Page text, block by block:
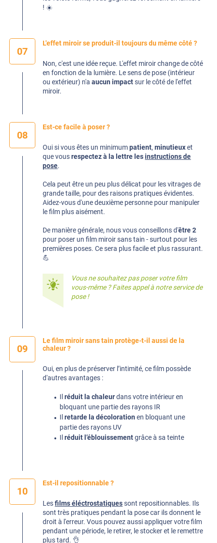
! ☀️
07
L'effet miroir se produit-il toujours du même côté ?
Non, c'est une idée reçue. L'effet miroir change de côté
en fonction de la lumière. Le sens de pose (intérieur
ou extérieur) n'aaucun impactsur le côté de l'effet
miroir.
08
Est-ce facile à poser ?
Oui si vous êtes un minimumpatient,minutieuxet
que vousrespectez à la lettre lesinstructions de
pose.
Cela peut être un peu plus délicat pour les vitrages de
grande taille, pour des raisons pratiques évidentes.
Aidez-vous d'une deuxième personne pour manipuler
le film plus aisément.
De manière générale, nous vous conseillons d'être 2
pour poser un film miroir sans tain - surtout pour les
premières poses. Ce sera plus facile et plus rassurant.
💪
Vous ne souhaitez pas poser votre film
vous-même ? Faites appel à notreservice de
pose!
09
Le film miroir sans tain protège-t-il aussi de la
chaleur ?
Oui, en plus de préserver l’intimité, ce film possède
d'autres avantages :
Ilréduit la chaleurdans votre intérieur en
bloquant une partie des rayons IR
Il retarde la décolorationen bloquant une
partie des rayons UV
Ilréduit l’éblouissementgrâce à sa teinte
10
Est-il repositionnable ?
Lesfilms éléctrostatiquessont repositionnables. Ils
sont très pratiques pendant la pose car ils donnent le
droit à l'erreur. Vous pouvez aussi appliquer votre film
pendant une période, le retirer, le stocker et le remettre
plus tard. 👌